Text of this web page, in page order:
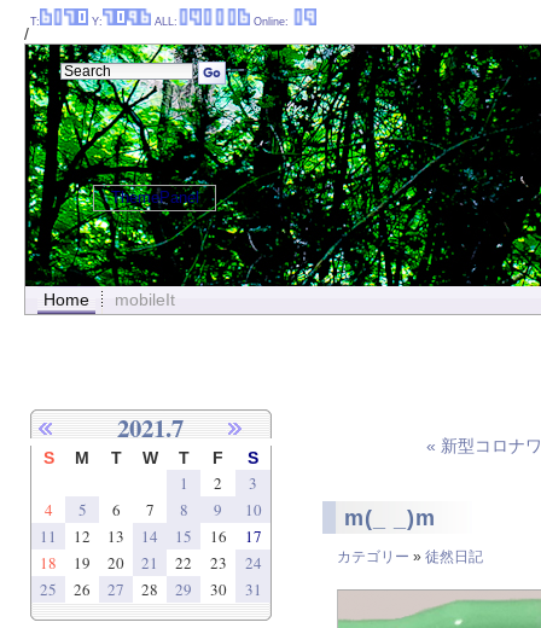
/
Home mobileIt
« 新型コロナ
m(_ _)m
カテゴリー » 徒然日記
2021.7
S M T W T F S
1 2
3
4
5 6 7 8 9
10
11
12 13 14 15 16
17
18
19 20 21 22 23
24
25
26 27 28 29 30 31
T: Y: ALL: Online:
ThemePanel